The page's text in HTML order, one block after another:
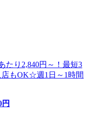
たり2,840円～！最短3
もOK☆週1日～1時間
円